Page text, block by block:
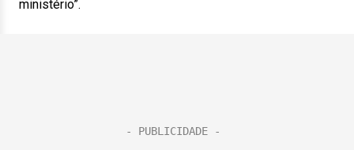
ministério”.